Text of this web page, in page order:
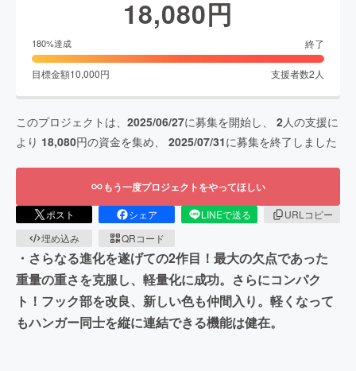
18,080円
180%達成 終了
目標金額10,000円 支援者数2 人
このプロジェクトは、 2025/06/27に募集を開始し、 2人の支援に
より 18,080円の資金を集め、 2025/07/31に募集を終了しました
もう一度プロジェクトをやってほしい
ポスト シェア LINEで送る
URLコピー
埋め込み
QRコード
・さらなる進化を遂げての2作目！最大の欠点であった
重量の重さを克服し、軽量化に成功。さらにコンパク
ト！フック部を改良、新しい色も仲間入り。軽くなって
もハンガー同士を縦に連結できる機能は健在。